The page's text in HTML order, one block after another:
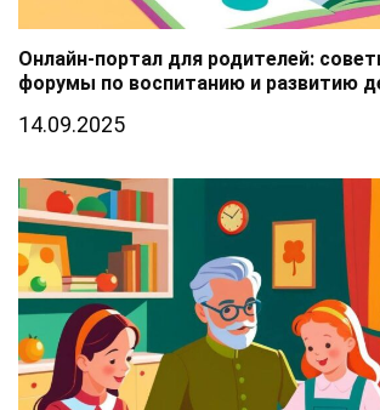
Онлайн-портал для родителей:
форумы по воспитанию и развитию
14.09.2025